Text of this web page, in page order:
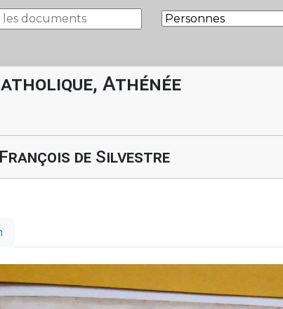
Athénée
de Silvestre